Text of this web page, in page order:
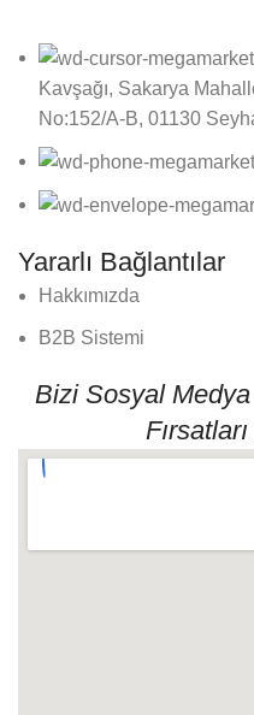
Kavşağı, Sakarya
No:152/A-B, 01130
Yararlı Bağlantılar
Hakkımızda
B2B Sistemi
Bizi Sosyal